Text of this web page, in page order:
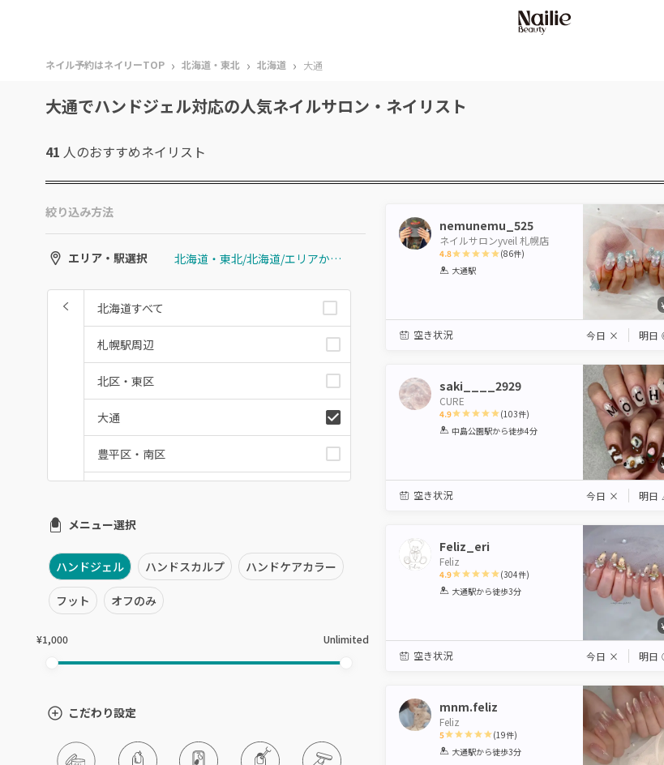
ネイル予約はネイリーTOP › 北海道・東北 › 北海道 › 大通
大通でハンドジェル対応の人気ネイルサロン・ネイリスト
41 人のおすすめネイリスト
絞り込み方法
エリア・駅選択 北海道・東北/北海道/エリアから選ぶ/大通
北海道すべて
札幌駅周辺
北区・東区
大通
豊平区・南区
円山周辺
白石区・厚別区・清田区
すすきの・市電沿線
室蘭・登別・苫小牧
旭川・滝川
メニュー選択
ハンドジェル ハンドスカルプ ハンドケアカラー
フット オフのみ
¥1,000 Unlimited
こだわり設定
nemunemu_525
ネイルサロンyveil 札幌店
4.8
1 2 3
(86件)
大通駅
空き状況 今日 × 明日
saki____2929
CURE
4.9
1 2 3 4 5
(103件)
中島公園駅から徒歩4分
空き状況 今日 × 明日
Feliz_eri
Feliz
4.9
1 2 3 4 5
(304件)
大通駅から徒歩3分
空き状況 今日 × 明日
mnm.feliz
Feliz
5
1 2 3 4 5
(19件)
大通駅から徒歩3分